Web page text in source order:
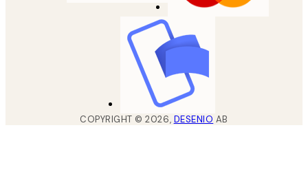
COPYRIGHT ©2026, DESENIO AB